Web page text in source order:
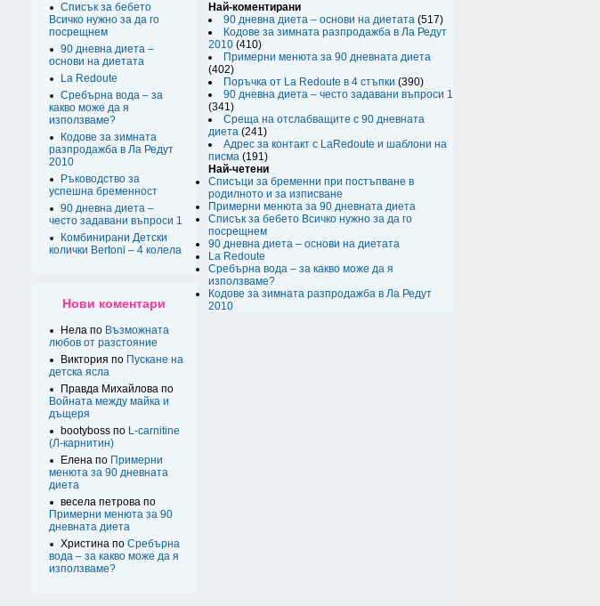
Списък за бебето
Всичко нужно за да го
посрещнем
90 дневна диета –
основи на диетата
La Redoute
Сребърна вода – за
какво може да я
използваме?
Кодове за зимната
разпродажба в Ла Редут
2010
Ръководство за
успешна бременност
90 дневна диета –
често задавани въпроси 1
Комбинирани Детски
колички Bertoni – 4 колела
Нови коментари
Нела по Възможната
любов от разстояние
Виктория по Пускане на
детска ясла
Правда Михайлова по
Войната между майка и
дъщеря
bootyboss по L-carnitine
(Л-карнитин)
Елена по Примерни
менюта за 90 дневната
диета
весела петрова по
Примерни менюта за 90
дневната диета
Христина по Сребърна
вода – за какво може да я
използваме?
Най-коментирани
90 дневна диета – основи на диетата (517)
Кодове за зимната разпродажба в Ла Редут
2010 (410)
Примерни менюта за 90 дневната диета
(402)
Поръчка от La Redoute в 4 стъпки (390)
90 дневна диета – често задавани въпроси 1
(341)
Среща на отслабващите с 90 дневната
диета (241)
Адрес за контакт с LaRedoute и шаблони на
писма (191)
Най-четени
Списъци за бременни при постъпване в
родилното и за изписване
Примерни менюта за 90 дневната диета
Списък за бебето Всичко нужно за да го
посрещнем
90 дневна диета – основи на диетата
La Redoute
Сребърна вода – за какво може да я
използваме?
Кодове за зимната разпродажба в Ла Редут
2010